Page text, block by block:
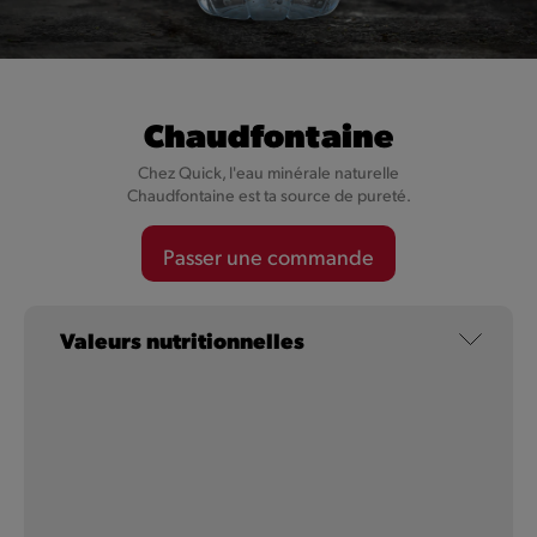
Coca-Cola
Un mélange unique d'ingrédients, avec de la caféine, de
l'eau pétillante et un léger goût de caramel.
Chaudfontaine
Chez Quick, l'eau minérale naturelle
Chaudfontaine est ta source de pureté.
Passer une commande
Valeurs nutritionnelles